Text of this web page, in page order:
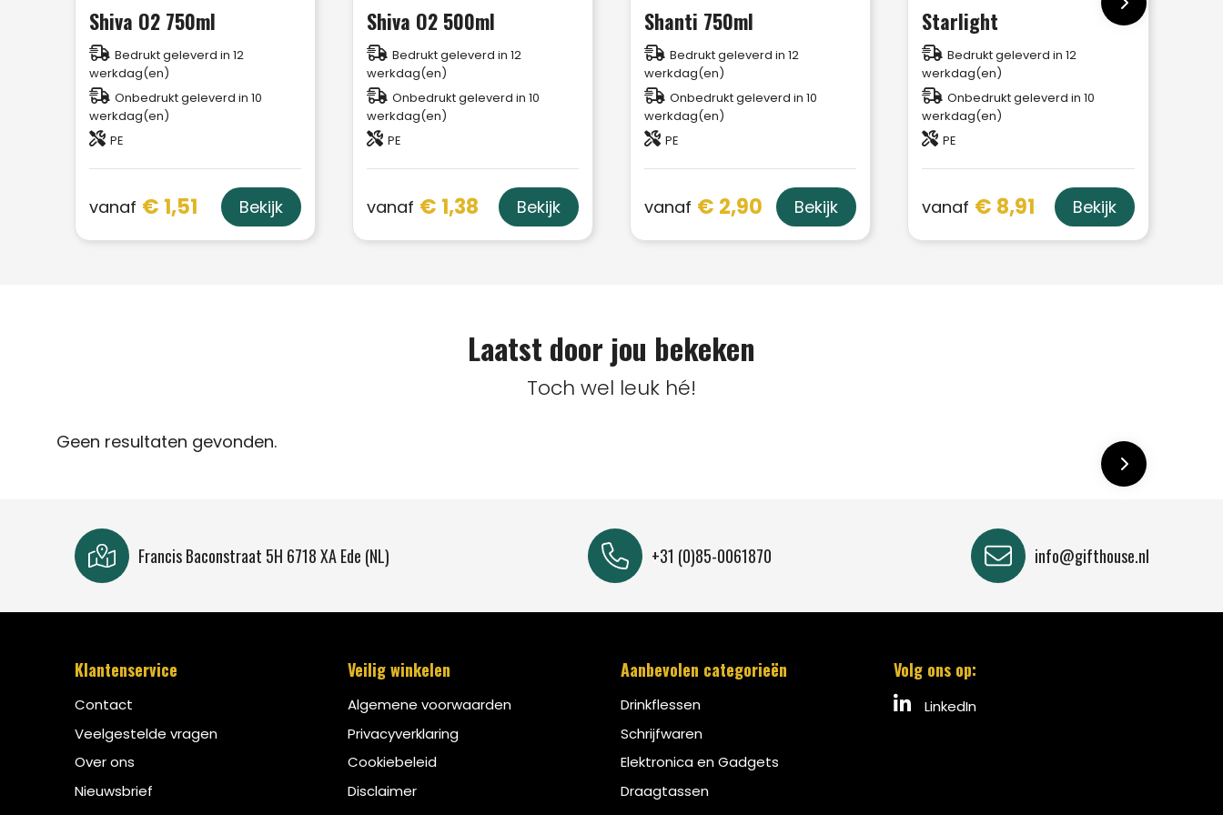
Shiva O2 750ml
Bedrukt geleverd in 12
werkdag(en)
Onbedrukt geleverd in 10
werkdag(en)
PE
vanaf € 1,51 Bekijk
Shiva O2 500ml
Bedrukt geleverd in 12
werkdag(en)
Onbedrukt geleverd in 10
werkdag(en)
PE
vanaf € 1,38 Bekijk
Shanti 750ml
Bedrukt geleverd in 12
werkdag(en)
Onbedrukt geleverd in 10
werkdag(en)
PE
vanaf € 2,90 Bekijk
Starlight
Bedrukt geleverd in 12
werkdag(en)
Onbedrukt geleverd in 10
werkdag(en)
PE
vanaf € 8,91 Bekijk
Laatst door jou bekeken
Toch wel leuk hé!
Geen resultaten gevonden.
Francis Baconstraat 5H 6718 XA Ede (NL) +31 (0)85-0061870 info@gifthouse.nl
Klantenservice
Contact
Veelgestelde vragen
Over ons
Nieuwsbrief
Veilig winkelen
Algemene voorwaarden
Privacyverklaring
Cookiebeleid
Disclaimer
Aanbevolen categorieën
Drinkflessen
Schrijfwaren
Elektronica en Gadgets
Draagtassen
Volg ons op:
LinkedIn